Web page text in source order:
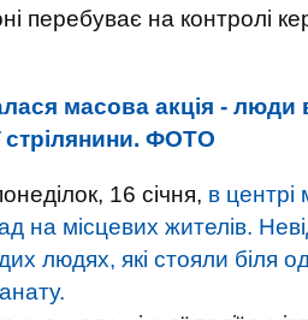
перебуває на контролі
масова акція - люди
стрілянини. ФОТО
16 січня, в центрі
місцевих жителів.
людях, які стояли біля